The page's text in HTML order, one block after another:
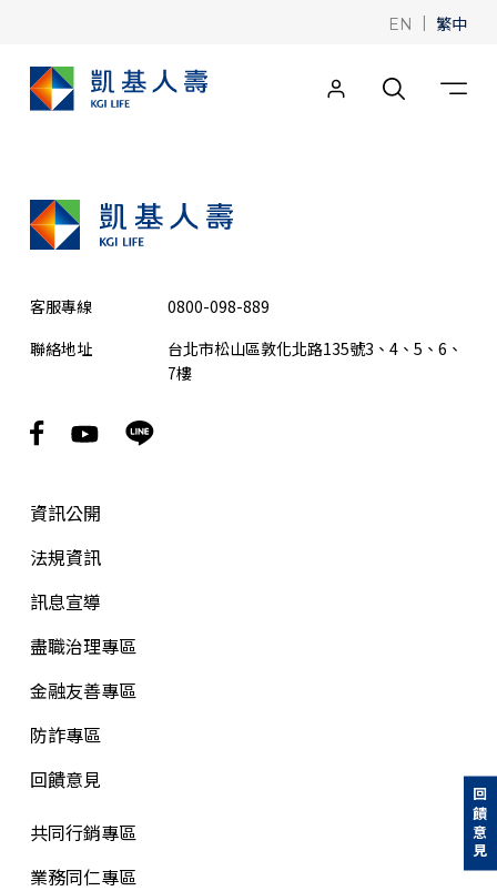
EN | 繁中
客服專線
0800-098-889
聯絡地址
台北市松山區敦化北路135號3、4、5、6、
7樓
資訊公開
法規資訊
訊息宣導
盡職治理專區
金融友善專區
防詐專區
回饋意見
共同行銷專區
業務同仁專區
回饋意見